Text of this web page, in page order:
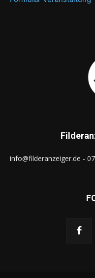
info@filderanzeiger.de -